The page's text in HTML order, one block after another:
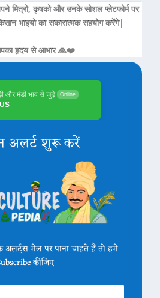
कृषको और उनके सोशल प्लेटफोर्म पर
भाइयो का सकारात्मक सहयोग करेंगे|
हृदय से आभार 🙏❤️
और मंडी भाव से जुड़े Online
अलर्ट शुरू करें
मेल पर पाना चाहते हैं तो हमे
कीजिए